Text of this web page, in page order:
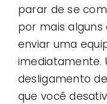
parar de se
por mais alguns
enviar uma
imediatamente.
desligamento
que você